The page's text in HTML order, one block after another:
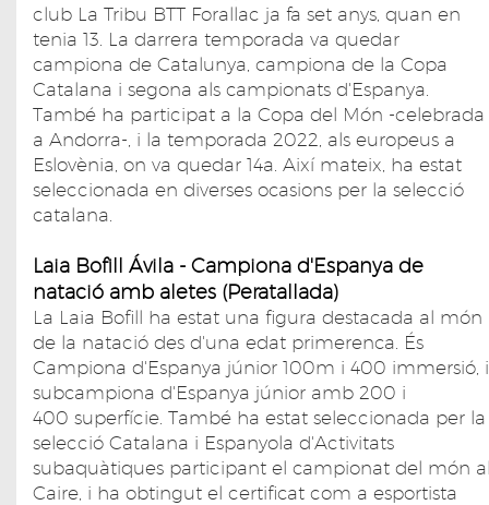
club La Tribu BTT Forallac ja fa set anys, quan en
tenia 13. La darrera temporada va quedar
campiona de Catalunya, campiona de la Copa
Catalana i segona als campionats d'Espanya.
També ha participat a la Copa del Món -celebrada
a Andorra-, i la temporada 2022, als europeus a
Eslovènia, on va quedar 14a. Així mateix, ha estat
seleccionada en diverses ocasions per la selecció
catalana.
Laia Bofill Ávila - Campiona d'Espanya de
natació amb aletes (Peratallada)
La Laia Bofill ha estat una figura destacada al món
de la natació des d'una edat primerenca. És
Campiona d'Espanya júnior 100m i 400 immersió, i
subcampiona d'Espanya júnior amb 200 i
400 superfície. També ha estat seleccionada per la
selecció Catalana i Espanyola d'Activitats
subaquàtiques participant el campionat del món
Caire, i ha obtingut el certificat com a esportista